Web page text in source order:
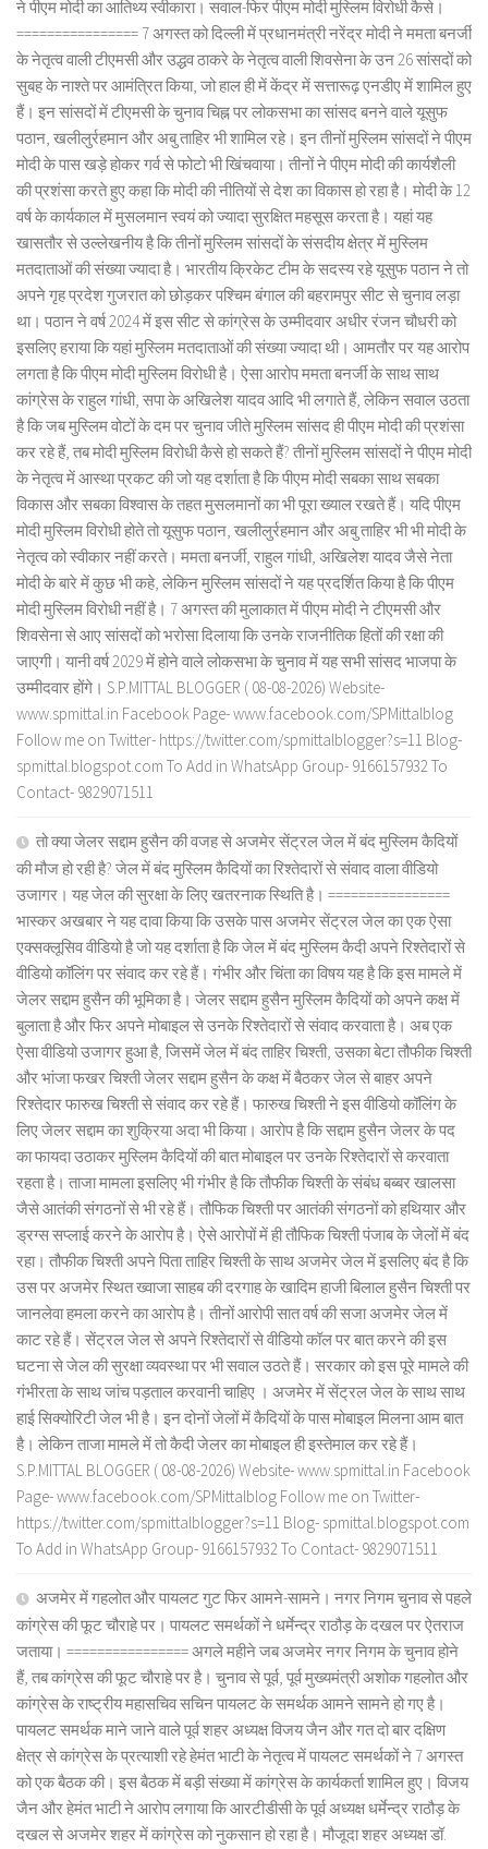
ने पीएम मोदी का आतिथ्य स्वीकारा। सवाल-फिर पीएम मोदी मुस्लिम विरोधी कैसे।
================ 7 अगस्त को दिल्ली में प्रधानमंत्री नरेंद्र मोदी ने ममता बनर्जी
के नेतृत्व वाली टीएमसी और उद्धव ठाकरे के नेतृत्व वाली शिवसेना के उन 26 सांसदों को
सुबह के नाश्ते पर आमंत्रित किया, जो हाल ही में केंद्र में सत्तारूढ़ एनडीए में शामिल हुए
हैं। इन सांसदों में टीएमसी के चुनाव चिह्न पर लोकसभा का सांसद बनने वाले यूसुफ
पठान, खलीलुर्रहमान और अबु ताहिर भी शामिल रहे। इन तीनों मुस्लिम सांसदों ने पीएम
मोदी के पास खड़े होकर गर्व से फोटो भी खिंचवाया। तीनों ने पीएम मोदी की कार्यशैली
की प्रशंसा करते हुए कहा कि मोदी की नीतियों से देश का विकास हो रहा है। मोदी के 12
वर्ष के कार्यकाल में मुसलमान स्वयं को ज्यादा सुरक्षित महसूस करता है। यहां यह
खासतौर से उल्लेखनीय है कि तीनों मुस्लिम सांसदों के संसदीय क्षेत्र में मुस्लिम
मतदाताओं की संख्या ज्यादा है। भारतीय क्रिकेट टीम के सदस्य रहे यूसुफ पठान ने तो
अपने गृह प्रदेश गुजरात को छोड़कर पश्चिम बंगाल की बहरामपुर सीट से चुनाव लड़ा
था। पठान ने वर्ष 2024 में इस सीट से कांग्रेस के उम्मीदवार अधीर रंजन चौधरी को
इसलिए हराया कि यहां मुस्लिम मतदाताओं की संख्या ज्यादा थी। आमतौर पर यह आरोप
लगता है कि पीएम मोदी मुस्लिम विरोधी है। ऐसा आरोप ममता बनर्जी के साथ साथ
कांग्रेस के राहुल गांधी, सपा के अखिलेश यादव आदि भी लगाते हैं, लेकिन सवाल उठता
है कि जब मुस्लिम वोटों के दम पर चुनाव जीते मुस्लिम सांसद ही पीएम मोदी की प्रशंसा
कर रहे हैं, तब मोदी मुस्लिम विरोधी कैसे हो सकते हैं? तीनों मुस्लिम सांसदों ने पीएम मोदी
के नेतृत्व में आस्था प्रकट की जो यह दर्शाता है कि पीएम मोदी सबका साथ सबका
विकास और सबका विश्वास के तहत मुसलमानों का भी पूरा ख्याल रखते हैं। यदि पीएम
मोदी मुस्लिम विरोधी होते तो यूसुफ पठान, खलीलुर्रहमान और अबु ताहिर भी भी मोदी के
नेतृत्व को स्वीकार नहीं करते। ममता बनर्जी, राहुल गांधी, अखिलेश यादव जैसे नेता
मोदी के बारे में कुछ भी कहे, लेकिन मुस्लिम सांसदों ने यह प्रदर्शित किया है कि पीएम
मोदी मुस्लिम विरोधी नहीं है। 7 अगस्त की मुलाकात में पीएम मोदी ने टीएमसी और
शिवसेना से आए सांसदों को भरोसा दिलाया कि उनके राजनीतिक हितों की रक्षा की
जाएगी। यानी वर्ष 2029 में होने वाले लोकसभा के चुनाव में यह सभी सांसद भाजपा के
उम्मीदवार होंगे। S.P.MITTAL BLOGGER ( 08-08-2026) Website-
www.spmittal.in Facebook Page- www.facebook.com/SPMittalblog
Follow me on Twitter- https://twitter.com/spmittalblogger?s=11 Blog-
spmittal.blogspot.com To Add in WhatsApp Group- 9166157932 To
Contact- 9829071511
तो क्या जेलर सद्दाम हुसैन की वजह से अजमेर सेंट्रल जेल में बंद मुस्लिम कैदियों
की मौज हो रही है? जेल में बंद मुस्लिम कैदियों का रिश्तेदारों से संवाद वाला वीडियो
उजागर। यह जेल की सुरक्षा के लिए खतरनाक स्थिति है। ================
भास्कर अखबार ने यह दावा किया कि उसके पास अजमेर सेंट्रल जेल का एक ऐसा
एक्सक्लूसिव वीडियो है जो यह दर्शाता है कि जेल में बंद मुस्लिम कैदी अपने रिश्तेदारों से
वीडियो कॉलिंग पर संवाद कर रहे हैं। गंभीर और चिंता का विषय यह है कि इस मामले में
जेलर सद्दाम हुसैन की भूमिका है। जेलर सद्दाम हुसैन मुस्लिम कैदियों को अपने कक्ष में
बुलाता है और फिर अपने मोबाइल से उनके रिश्तेदारों से संवाद करवाता है। अब एक
ऐसा वीडियो उजागर हुआ है, जिसमें जेल में बंद ताहिर चिश्ती, उसका बेटा तौफीक चिश्ती
और भांजा फखर चिश्ती जेलर सद्दाम हुसैन के कक्ष में बैठकर जेल से बाहर अपने
रिश्तेदार फारुख चिश्ती से संवाद कर रहे हैं। फारुख चिश्ती ने इस वीडियो कॉलिंग के
लिए जेलर सद्दाम का शुक्रिया अदा भी किया। आरोप है कि सद्दाम हुसैन जेलर के पद
का फायदा उठाकर मुस्लिम कैदियों की बात मोबाइल पर उनके रिश्तेदारों से करवाता
रहता है। ताजा मामला इसलिए भी गंभीर है कि तौफीक चिश्ती के संबंध बब्बर खालसा
जैसे आतंकी संगठनों से भी रहे हैं। तौफिक चिश्ती पर आतंकी संगठनों को हथियार और
ड्रग्स सप्लाई करने के आरोप है। ऐसे आरोपों में ही तौफिक चिश्ती पंजाब के जेलों में बंद
रहा। तौफीक चिश्ती अपने पिता ताहिर चिश्ती के साथ अजमेर जेल में इसलिए बंद है कि
उस पर अजमेर स्थित ख्वाजा साहब की दरगाह के खादिम हाजी बिलाल हुसैन चिश्ती पर
जानलेवा हमला करने का आरोप है। तीनों आरोपी सात वर्ष की सजा अजमेर जेल में
काट रहे हैं। सेंट्रल जेल से अपने रिश्तेदारों से वीडियो कॉल पर बात करने की इस
घटना से जेल की सुरक्षा व्यवस्था पर भी सवाल उठते हैं। सरकार को इस पूरे मामले की
गंभीरता के साथ जांच पड़ताल करवानी चाहिए । अजमेर में सेंट्रल जेल के साथ साथ
हाई सिक्योरिटी जेल भी है। इन दोनों जेलों में कैदियों के पास मोबाइल मिलना आम बात
है। लेकिन ताजा मामले में तो कैदी जेलर का मोबाइल ही इस्तेमाल कर रहे हैं।
S.P.MITTAL BLOGGER ( 08-08-2026) Website- www.spmittal.in Facebook
Page- www.facebook.com/SPMittalblog Follow me on Twitter-
https://twitter.com/spmittalblogger?s=11 Blog- spmittal.blogspot.com
To Add in WhatsApp Group- 9166157932 To Contact- 9829071511
अजमेर में गहलोत और पायलट गुट फिर आमने-सामने। नगर निगम चुनाव से पहले
कांग्रेस की फूट चौराहे पर। पायलट समर्थकों ने धर्मेन्द्र राठौड़ के दखल पर ऐतराज
जताया। ================ अगले महीने जब अजमेर नगर निगम के चुनाव होने
हैं, तब कांग्रेस की फूट चौराहे पर है। चुनाव से पूर्व, पूर्व मुख्यमंत्री अशोक गहलोत और
कांग्रेस के राष्ट्रीय महासचिव सचिन पायलट के समर्थक आमने सामने हो गए है।
पायलट समर्थक माने जाने वाले पूर्व शहर अध्यक्ष विजय जैन और गत दो बार दक्षिण
क्षेत्र से कांग्रेस के प्रत्याशी रहे हेमंत भाटी के नेतृत्व में पायलट समर्थकों ने 7 अगस्त
को एक बैठक की। इस बैठक में बड़ी संख्या में कांग्रेस के कार्यकर्ता शामिल हुए। विजय
जैन और हेमंत भाटी ने आरोप लगाया कि आरटीडीसी के पूर्व अध्यक्ष धर्मेन्द्र राठौड़ के
दखल से अजमेर शहर में कांग्रेस को नुकसान हो रहा है। मौजूदा शहर अध्यक्ष डॉ.